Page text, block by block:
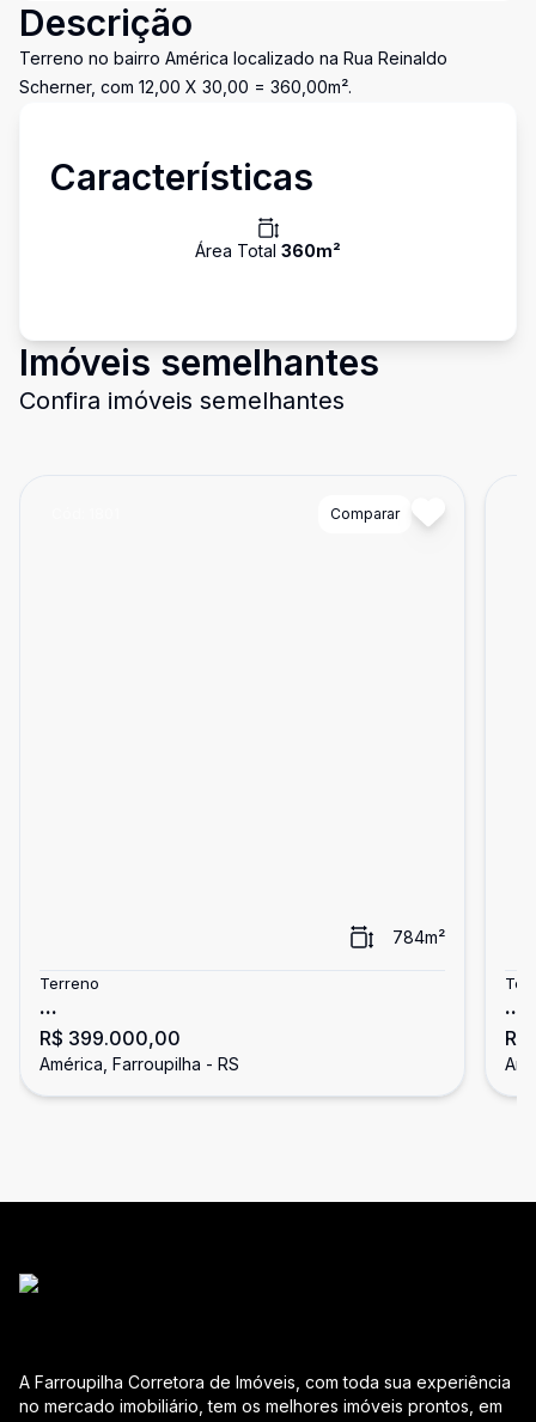
Descrição
Terreno no bairro América localizado na Rua Reinaldo
Scherner, com 12,00 X 30,00 = 360,00m².
Características
Área Total 360m²
Imóveis semelhantes
Confira imóveis semelhantes
Comparar
784m²
Terreno
...
R$ 399.000,00
América, Farroupilha - RS
...
A Farroupilha Corretora de Imóveis, com toda sua experiência
no mercado imobiliário, tem os melhores imóveis prontos, em